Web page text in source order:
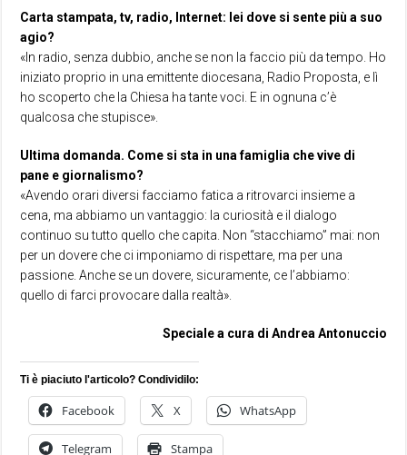
Carta stampata, tv, radio, Internet: lei dove si sente più a suo
agio?
«In radio, senza dubbio, anche se non la faccio più da tempo. Ho
iniziato proprio in una emittente diocesana, Radio Proposta, e lì
ho scoperto che la Chiesa ha tante voci. E in ognuna c’è
qualcosa che stupisce».
Ultima domanda. Come si sta in una famiglia che vive di
pane e giornalismo?
«Avendo orari diversi facciamo fatica a ritrovarci insieme a
cena, ma abbiamo un vantaggio: la curiosità e il dialogo
continuo su tutto quello che capita. Non “stacchiamo” mai: non
per un dovere che ci imponiamo di rispettare, ma per una
passione. Anche se un dovere, sicuramente, ce l’abbiamo:
quello di farci provocare dalla realtà».
Speciale a cura di Andrea Antonuccio
Ti è piaciuto l'articolo? Condividilo:
Facebook X WhatsApp
Telegram Stampa